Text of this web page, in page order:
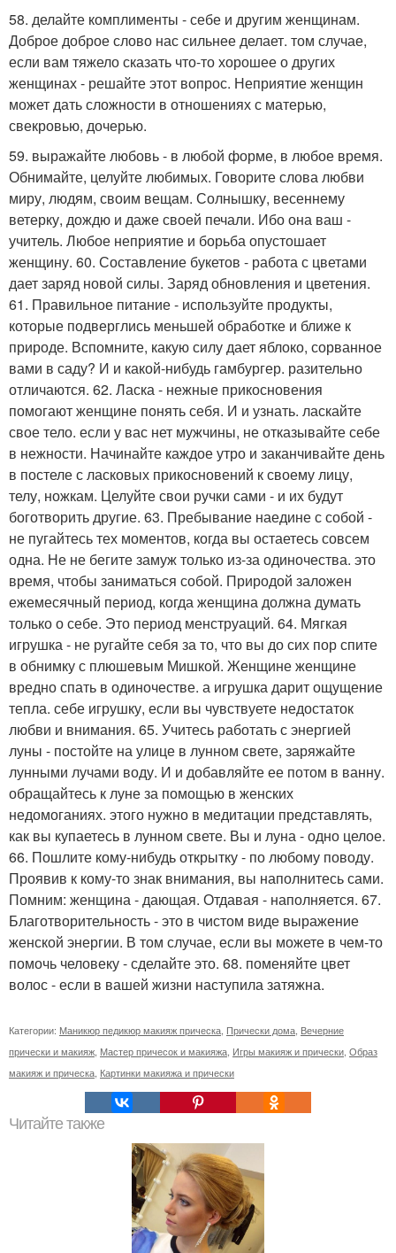
58. делайте комплименты - себе и другим женщинам.
Доброе доброе слово нас сильнее делает. том случае,
если вам тяжело сказать что-то хорошее о других
женщинах - решайте этот вопрос. Неприятие женщин
может дать сложности в отношениях с матерью,
свекровью, дочерью.
59. выражайте любовь - в любой форме, в любое время.
Обнимайте, целуйте любимых. Говорите слова любви
миру, людям, своим вещам. Солнышку, весеннему
ветерку, дождю и даже своей печали. Ибо она ваш -
учитель. Любое неприятие и борьба опустошает
женщину. 60. Составление букетов - работа с цветами
дает заряд новой силы. Заряд обновления и цветения.
61. Правильное питание - используйте продукты,
которые подверглись меньшей обработке и ближе к
природе. Вспомните, какую силу дает яблоко, сорванное
вами в саду? И и какой-нибудь гамбургер. разительно
отличаются. 62. Ласка - нежные прикосновения
помогают женщине понять себя. И и узнать. ласкайте
свое тело. если у вас нет мужчины, не отказывайте себе
в нежности. Начинайте каждое утро и заканчивайте день
в постеле с ласковых прикосновений к своему лицу,
телу, ножкам. Целуйте свои ручки сами - и их будут
боготворить другие. 63. Пребывание наедине с собой -
не пугайтесь тех моментов, когда вы остаетесь совсем
одна. Не не бегите замуж только из-за одиночества. это
время, чтобы заниматься собой. Природой заложен
ежемесячный период, когда женщина должна думать
только о себе. Это период менструаций. 64. Мягкая
игрушка - не ругайте себя за то, что вы до сих пор спите
в обнимку с плюшевым Мишкой. Женщине женщине
вредно спать в одиночестве. а игрушка дарит ощущение
тепла. себе игрушку, если вы чувствуете недостаток
любви и внимания. 65. Учитесь работать с энергией
луны - постойте на улице в лунном свете, заряжайте
лунными лучами воду. И и добавляйте ее потом в ванну.
обращайтесь к луне за помощью в женских
недомоганиях. этого нужно в медитации представлять,
как вы купаетесь в лунном свете. Вы и луна - одно целое.
66. Пошлите кому-нибудь открытку - по любому поводу.
Проявив к кому-то знак внимания, вы наполнитесь сами.
Помним: женщина - дающая. Отдавая - наполняется. 67.
Благотворительность - это в чистом виде выражение
женской энергии. В том случае, если вы можете в чем-то
помочь человеку - сделайте это. 68. поменяйте цвет
волос - если в вашей жизни наступила затяжна.
Категории: Маникюр педикюр макияж прическа Прически дома Вечерние
прически и макияж Мастер причесок и макияжа Игры макияж и прически Образ
макияж и прическа Картинки макияжа и прически
Читайте также